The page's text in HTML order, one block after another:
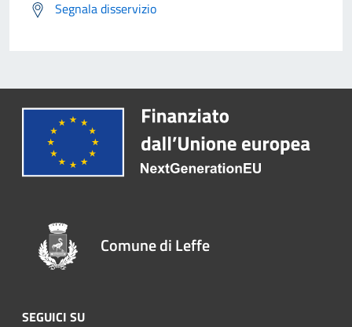
Segnala disservizio
Comune di Leffe
SEGUICI SU